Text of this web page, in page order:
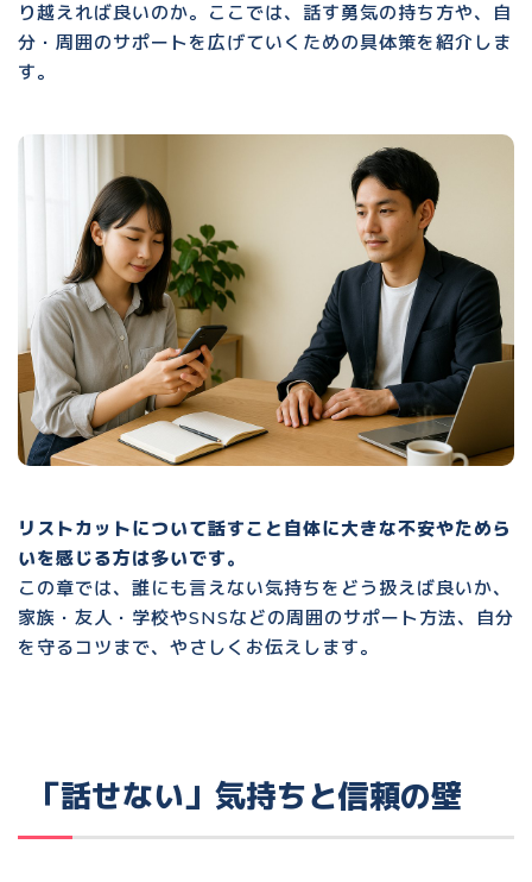
り越えれば良いのか。ここでは、話す勇気の持ち方や、自
分・周囲のサポートを広げていくための具体策を紹介しま
す。
リストカットについて話すこと自体に大きな不安やためら
いを感じる方は多いです。
この章では、誰にも言えない気持ちをどう扱えば良いか、
家族・友人・学校やSNSなどの周囲のサポート方法、自分
を守るコツまで、やさしくお伝えします。
「話せない」気持ちと信頼の壁